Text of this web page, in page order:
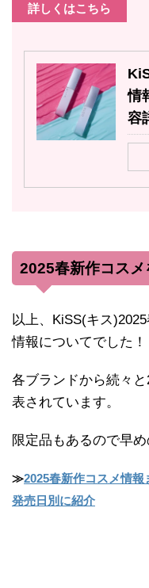
詳しくはこちら
情
容
2025春新作コス
以上、KiSS(キス
情報についてでした！
各ブランドから続々
表されています。
限定品もあるので早め
≫2025春新作コスメ情
発売日別に紹介